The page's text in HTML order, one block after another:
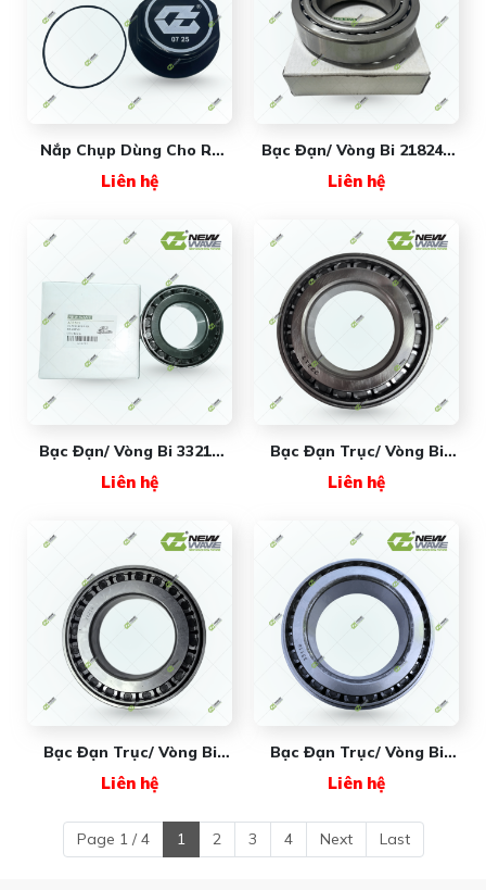
Nắp Chụp Dùng Cho Rơ
Trong 12T 001880 New
Liên hệ
Bạc Đạn/ Vòng Bi 218248
Liên hệ
Bạc Đạn/ Vòng Bi 33213
Liên hệ
Bạc Đạn Trục/ Vòng Bi
Liên hệ
Bạc Đạn Trục/ Vòng Bi
Liên hệ
Bạc Đạn Trục/ Vòng Bi
Liên hệ
Page 1 / 4 1 2 3 4 Next Last